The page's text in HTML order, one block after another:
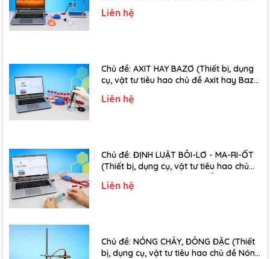
Liên hệ
Chủ đề: AXIT HAY BAZƠ (Thiết bị, dụng
cụ, vật tư tiêu hao chủ đề Axit hay Bazơ
Liên hệ
Chủ đề: ĐỊNH LUẬT BÔI-LƠ - MA-RI-ỐT
(Thiết bị, dụng cụ, vật tư tiêu hao chủ
Liên hệ
Chủ đề: NÓNG CHẢY, ĐÔNG ĐẶC (Thiết
bị, dụng cụ, vật tư tiêu hao chủ đề Nóng